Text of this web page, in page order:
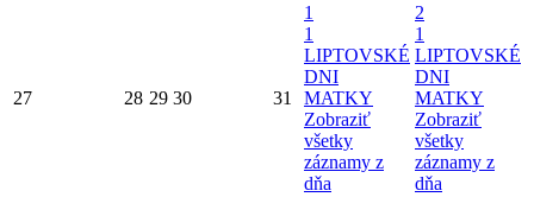
27 28 29 30 31
1
1
LIPTOVSKÉ
DNI
MATKY
Zobraziť
všetky
záznamy z
dňa
2
1
LIPTOVSKÉ
DNI
MATKY
Zobraziť
všetky
záznamy z
dňa